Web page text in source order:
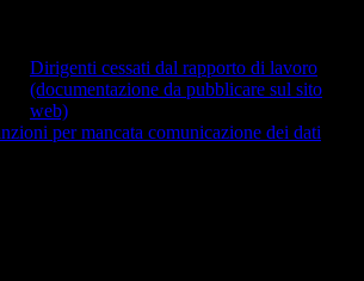
Dirigenti cessati dal rapporto di lavoro
(documentazione da pubblicare sul sito
web)
per mancata comunicazione dei dati